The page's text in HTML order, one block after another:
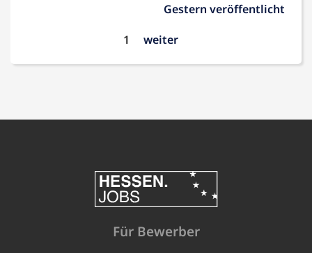
Gestern veröffentlicht
1
weiter
Für Bewerber